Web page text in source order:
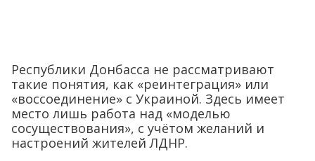
Республики Донбасса не рассматривают
такие понятия, как «реинтеграция» или
«воссоединение» с Украиной. Здесь имеет
место лишь работа над «моделью
сосуществования», с учётом желаний и
настроений жителей ЛДНР.